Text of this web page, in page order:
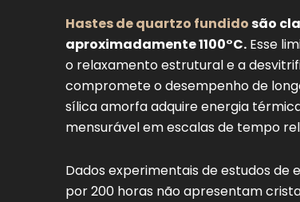
Hastes de quartzo fundidosão
aproximadamente 1100°C. Esse
o relaxamento estrutural e a
compromete o desempenho de
sílica amorfa adquire energia
mensurável em escalas de tempo
Dados experimentais de estudos de
por 200 horas não apresentam